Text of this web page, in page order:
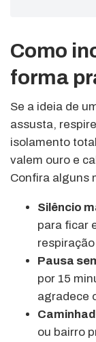
Como
forma
Se a ideia de
assusta,
isolamento
valem ouro e
Confira alguns
Silêncio
para ficar
Pausa
por 15
agradece
ou bairro